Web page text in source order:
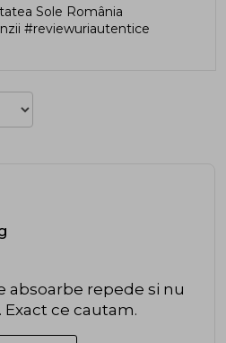
Sole România
#reviewuriautentice
absoarbe repede si nu
Exact ce cautam.